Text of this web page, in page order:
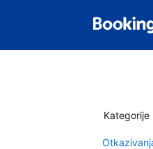
Kategorije